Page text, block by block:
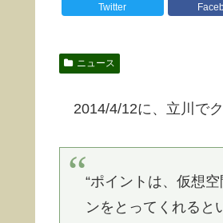
Twitter
ニュース
2014/4/12に、立川で
“ポイントは、仮想
ンをとってくれると